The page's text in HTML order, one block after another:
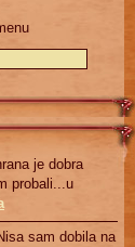
je dobra
probali...u
sam dobila na